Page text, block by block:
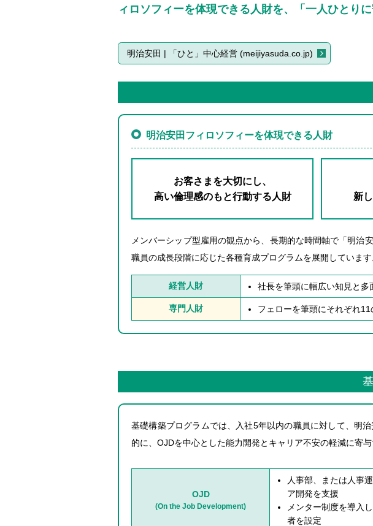
ィロソフィーを体現できる人財を、「一人ひとり
明治安田 | 「ひと」中心経営 (meijiyasuda.co.jp)
明治安田フィロソフィーを体現できる人財
お客さまを大切にし、
高い倫理感のもと行動する人財
新
メンバーシップ型雇用の観点から、長期的な時間軸で「明治
職員の成長段階に応じた各種育成プログラムを展開しています
経営人財 社長を筆頭に幅広い知見と
専門人財 フェローを筆頭にそれぞれ
基礎構築プログラムでは、入社5年以内の職員に対して、明
的に、OJDを中心とした能力開発とキャリア不安の軽減に寄
OJD
(On the Job Development)
人事部、または人事
ア開発を支援
メンター制度を導入
者を設定